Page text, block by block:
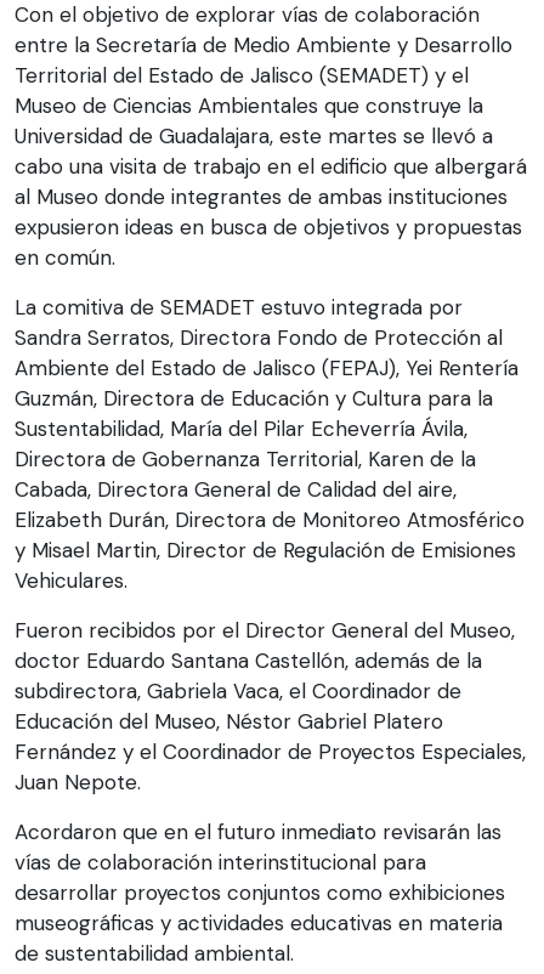
Con el objetivo de explorar vías de colaboración
entre la Secretaría de Medio Ambiente y Desarrollo
Territorial del Estado de Jalisco (SEMADET) y el
Museo de Ciencias Ambientales que construye la
Universidad de Guadalajara, este martes se llevó a
cabo una visita de trabajo en el edificio que albergará
al Museo donde integrantes de ambas instituciones
expusieron ideas en busca de objetivos y propuestas
en común.
La comitiva de SEMADET estuvo integrada por
Sandra Serratos, Directora Fondo de Protección al
Ambiente del Estado de Jalisco (FEPAJ), Yei Rentería
Guzmán, Directora de Educación y Cultura para la
Sustentabilidad, María del Pilar Echeverría Ávila,
Directora de Gobernanza Territorial, Karen de la
Cabada, Directora General de Calidad del aire,
Elizabeth Durán, Directora de Monitoreo Atmosférico
y Misael Martin, Director de Regulación de Emisiones
Vehiculares.
Fueron recibidos por el Director General del Museo,
doctor Eduardo Santana Castellón, además de la
subdirectora, Gabriela Vaca, el Coordinador de
Educación del Museo, Néstor Gabriel Platero
Fernández y el Coordinador de Proyectos Especiales,
Juan Nepote.
Acordaron que en el futuro inmediato revisarán las
vías de colaboración interinstitucional para
desarrollar proyectos conjuntos como exhibiciones
museográficas y actividades educativas en materia
de sustentabilidad ambiental.